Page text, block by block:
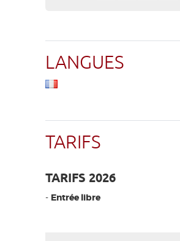
LANGUES
TARIFS
TARIFS 2026
- Entrée libre